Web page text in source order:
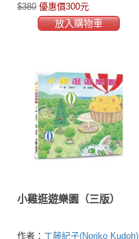
$380 優惠價300元
放入購物車
小雞逛遊樂園（三版）
作者： 工藤紀子(Noriko Kudoh)